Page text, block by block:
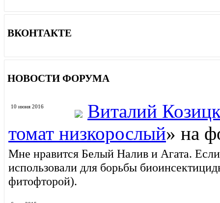
ВКОНТАКТЕ
НОВОСТИ ФОРУМА
10 июня 2016
Виталий
томат низкорослый» на
Мне нравится Белый Налив и Агата.
использовали для борьбы
фитофторой).